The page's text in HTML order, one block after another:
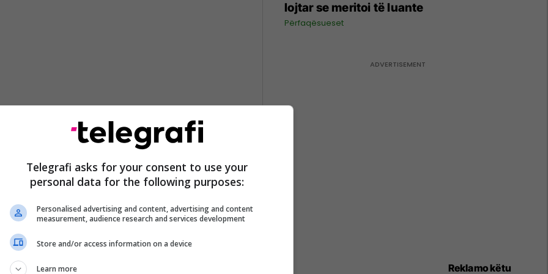
lojtar se meritoi të luante
Përfaqësueset
Reklamo këtu
Telegrafi asks for your consent to use your
personal data for the following purposes:
Personalised advertising and content, advertising and content
measurement, audience research and services development
Store and/or access information on a device
Learn more